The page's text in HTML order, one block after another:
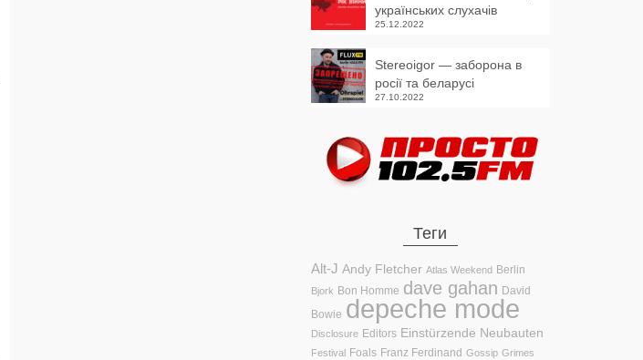
українських слухачів
25.12.2022
Stereoigor — заборона в
росії та беларусі
27.10.2022
Теги
Alt-J Andy Fletcher Atlas Weekend Berlin
Bjork Bon Homme dave gahan David
Bowie depeche mode
Disclosure Editors Einstürzende Neubauten
Festival Foals Franz Ferdinand Gossip Grimes